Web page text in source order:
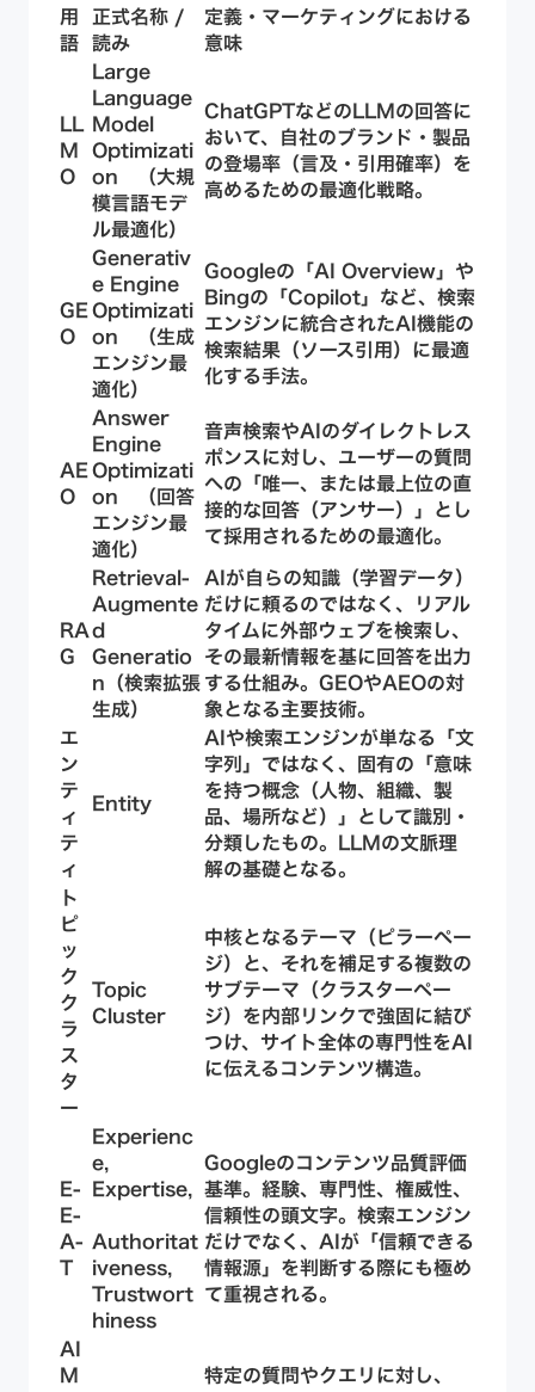
用
語
正式名称 /
読み
定義・マーケティングにおける
意味
LL
M
O
Large
Language
Model
Optimizati
on （大規
模言語モデ
ル最適化）
ChatGPTなどのLLMの回答に
おいて、自社のブランド・製品
の登場率（言及・引用確率）を
高めるための最適化戦略。
GE
O
Generativ
e Engine
Optimizati
on （生成
エンジン最
適化）
Googleの「AI Overview」や
Bingの「Copilot」など、検索
エンジンに統合されたAI機能の
検索結果（ソース引用）に最適
化する手法。
AE
O
Answer
Engine
Optimizati
on （回答
エンジン最
適化）
音声検索やAIのダイレクトレス
ポンスに対し、ユーザーの質問
への「唯一、または最上位の直
接的な回答（アンサー）」とし
て採用されるための最適化。
RA
G
Retrieval-
Augmente
d
Generatio
n（検索拡張
生成）
AIが自らの知識（学習データ）
だけに頼るのではなく、リアル
タイムに外部ウェブを検索し、
その最新情報を基に回答を出力
する仕組み。GEOやAEOの対
象となる主要技術。
エ
ン
テ
ィ
テ
ィ
Entity
AIや検索エンジンが単なる「文
字列」ではなく、 固有の「意味
を持つ概念（人物、組織、製
品、場所など）」として識別・
分類したもの。LLMの文脈理
解の基礎となる。
ト
ピ
ッ
ク
ク
ラ
ス
タ
ー
Topic
Cluster
中核となるテーマ（ピラーペー
ジ）と、それを補足する複数の
サブテーマ（クラスターペー
ジ）を内部リンクで強固に結び
つけ、 サイト全体の専門性をAI
に伝えるコンテンツ構造。
E-
E-
A-
T
Experienc
e,
Expertise,
Authoritat
iveness,
Trustwort
hiness
Googleのコンテンツ品質評価
基準。 経験、専門性、権威性、
信頼性の頭文字。検索エンジン
だけでなく、AIが「信頼できる
情報源」を判断する際にも極め
て重視される。
AI
M
特定の質問やクエリに対し、